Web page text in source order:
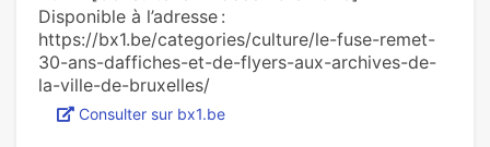
Disponible à l’adresse :
https://bx1.be/categories/culture/le-fuse-remet-
30-ans-daffiches-et-de-flyers-aux-archives-de-
la-ville-de-bruxelles/
Consulter sur bx1.be